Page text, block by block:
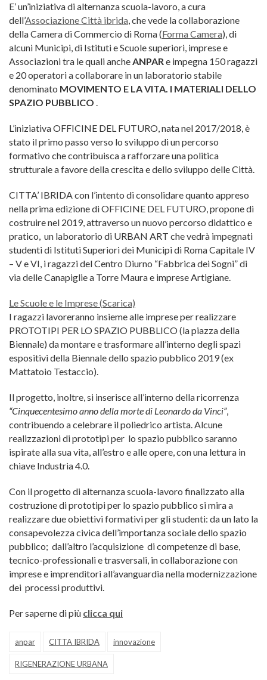
E’ un’iniziativa di alternanza scuola-lavoro, a cura
dell’Associazione Città ibrida, che vede la collaborazione
della Camera di Commercio di Roma (Forma Camera), di
alcuni Municipi, di Istituti e Scuole superiori, imprese e
Associazioni tra le quali ancheANPARe impegna 150 ragazzi
e 20 operatori a collaborare in un laboratorio stabile
denominato MOVIMENTO E LA VITA. I MATERIALI DELLO
SPAZIO PUBBLICO .
L’iniziativa OFFICINE DEL FUTURO, nata nel 2017/2018, è
stato il primo passo verso lo sviluppo di un percorso
formativo che contribuisca a rafforzare una politica
strutturale a favore della crescita e dello sviluppo delle Città.
CITTA’ IBRIDA con l’intento di consolidare quanto appreso
nella prima edizione di OFFICINE DEL FUTURO, propone di
costruire nel 2019, attraverso un nuovo percorso didattico e
pratico, un laboratorio di URBAN ART che vedrà impegnati
studenti di Istituti Superiori dei Municipi di Roma Capitale IV
– V e VI, i ragazzi del Centro Diurno “Fabbrica dei Sogni” di
via delle Canapiglie a Torre Maura e imprese Artigiane.
Le Scuole e le Imprese (Scarica)
I ragazzi lavoreranno insieme alle imprese per realizzare
PROTOTIPI PER LO SPAZIO PUBBLICO (la piazza della
Biennale) da montare e trasformare all’interno degli spazi
espositivi della Biennale dello spazio pubblico 2019 (ex
Mattatoio Testaccio).
Il progetto, inoltre, si inserisce all’interno della ricorrenza
“Cinquecentesimo anno della morte di Leonardo da Vinci”,
contribuendo a celebrare il poliedrico artista. Alcune
realizzazioni di prototipi per lo spazio pubblico saranno
ispirate alla sua vita, all’estro e alle opere, con una lettura in
chiave Industria 4.0.
Con il progetto di alternanza scuola-lavoro finalizzato alla
costruzione di prototipi per lo spazio pubblico si mira a
realizzare due obiettivi formativi per gli studenti: da un lato la
consapevolezza civica dell’importanza sociale dello spazio
pubblico; dall’altro l’acquisizione di competenze di base,
tecnico-professionali e trasversali, in collaborazione con
imprese e imprenditori all’avanguardia nella modernizzazione
dei processi produttivi.
Per saperne di più clicca qui
anpar CITTA IBRIDA innovazione
RIGENERAZIONE URBANA